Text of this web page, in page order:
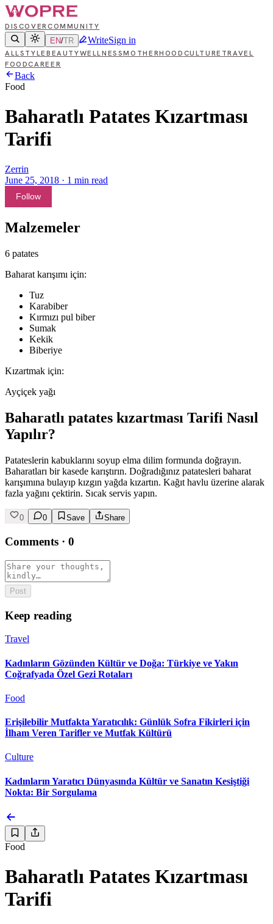
DISCOVERCOMMUNITY
EN/TR WriteSign in
ALLSTYLE BEAUTYWELLNESSMOTHERHOOD CULTURE TRAVEL
FOODCAREER
Back
Food
Baharatlı Patates Kızartması
Tarifi
Zerrin
June 25, 2018 · 1 min read
Follow
Malzemeler
6 patates
Baharat karışımı için:
Tuz
Karabiber
Kırmızı pul biber
Sumak
Kekik
Biberiye
Kızartmak için:
Ayçiçek yağı
Baharatlı patates kızartması Tarifi Nasıl
Yapılır?
Patateslerin kabuklarını soyup elma dilim formunda doğrayın.
Baharatları bir kasede karıştırın. Doğradığınız patatesleri baharat
karışımına bulayıp kızgın yağda kızartın. Kağıt havlu üzerine alarak
fazla yağını çektirin. Sıcak servis yapın.
0 0 Save Share
Comments · 0
Post
Keep reading
Travel
Kadınların Gözünden Kültür ve Doğa: Türkiye ve Yakın
Coğrafyada Özel Gezi Rotaları
Food
Erişilebilir Mutfakta Yaratıcılık: Günlük Sofra Fikirleri için
İlham Veren Tarifler ve Mutfak Kültürü
Culture
Kadınların Yaratıcı Dünyasında Kültür ve Sanatın Kesiştiği
Nokta: Bir Sorgulama
Food
Baharatlı Patates Kızartması
Tarifi